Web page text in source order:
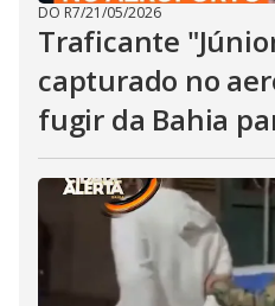
DO R7/21/05/2026
Traficante
capturado no
fugir da Bahia